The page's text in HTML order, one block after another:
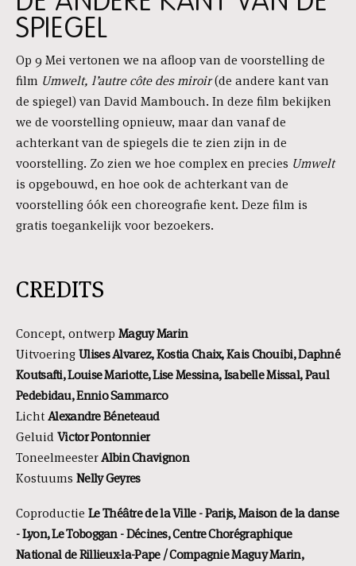
SPIEGEL
Op 9 Mei vertonen we na afloop van de voorstelling de
film Umwelt, l’autre côte des miroir(de andere kant van
de spiegel) van David Mambouch. In deze film bekijken
we de voorstelling opnieuw, maar dan vanaf de
achterkant van de spiegels die te zien zijn in de
voorstelling. Zo zien we hoe complex en precies Umwelt
is opgebouwd, en hoe ook de achterkant van de
voorstelling óók een choreografie kent. Deze film is
gratis toegankelijk voor bezoekers.
CREDITS
Concept, ontwerp Maguy Marin
UitvoeringUlises Alvarez, Kostia Chaix, Kais Chouibi, Daphné
Koutsafti, Louise Mariotte, Lise Messina, Isabelle Missal, Paul
Pedebidau, Ennio Sammarco
LichtAlexandre Béneteaud
GeluidVictor Pontonnier
ToneelmeesterAlbin Chavignon
Kostuums Nelly Geyres
Coproductie Le Théâtre de la Ville - Parijs, Maison de la danse
- Lyon, Le Toboggan - Décines, Centre Chorégraphique
National de Rillieux-la-Pape / Compagnie Maguy Marin,